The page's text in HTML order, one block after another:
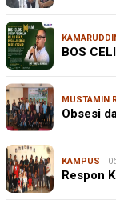
BOS
MUSTAMIN
Obsesi
KAMPUS
Respon